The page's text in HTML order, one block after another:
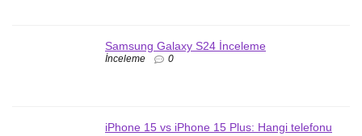
Samsung Galaxy S24 İnceleme
İnceleme 0
iPhone 15 vs iPhone 15 Plus: Hangi telefonu